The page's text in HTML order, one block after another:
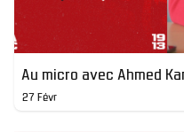
Au micro avec Ahmed
27 Févr